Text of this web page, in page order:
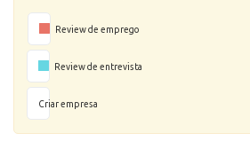
Review de emprego
Review de entrevista
Criar empresa